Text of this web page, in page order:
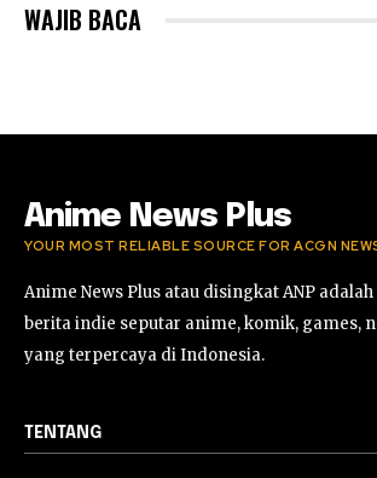
WAJIB BACA
Anime News Plus
YOUR MOST RELIABLE SOURCE FOR ACGN
Anime News Plus atau disingkat ANP adalah
berita indie seputar anime, komik, games,
yang terpercaya di Indonesia.
TENTANG